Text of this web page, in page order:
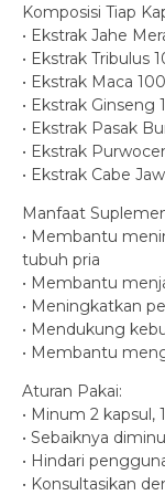
Komposisi Tiap
• Ekstrak Jahe
• Ekstrak Tribulus
• Ekstrak Maca
• Ekstrak Ginseng
• Ekstrak Pasak
• Ekstrak
• Ekstrak Cabe
Manfaat
• Membantu
tubuh pria
• Membantu
• Meningkatkan
• Mendukung
• Membantu
Aturan Pakai:
• Minum 2 kapsul,
• Sebaiknya
• Hindari
• Konsultasikan